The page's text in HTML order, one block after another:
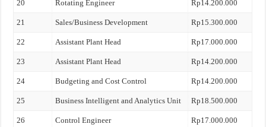
20 Rotating Engineer Rp14.200.000
21 Sales/Business Development Rp15.300.000
22 Assistant Plant Head Rp17.000.000
23 Assistant Plant Head Rp14.200.000
24 Budgeting and Cost Control Rp14.200.000
25 Business Intelligent and Analytics Unit Rp18.500.000
26 Control Engineer Rp17.000.000